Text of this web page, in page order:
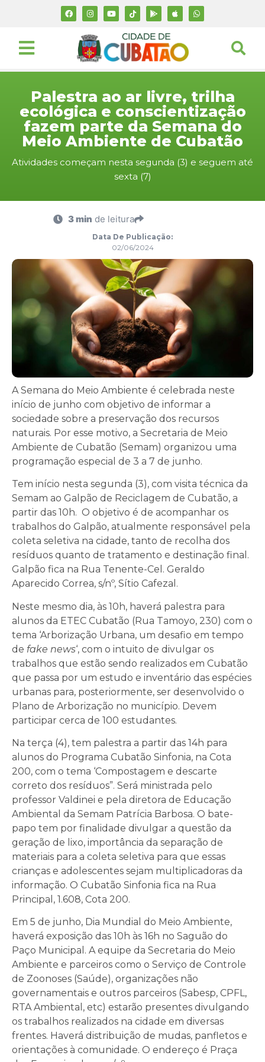
Palestra ao ar livre, trilha
ecológica e conscientização
fazem parte da Semana do
Meio Ambiente de Cubatão
Atividades começam nesta segunda (3) e seguem até
sexta (7)
3 min de leitura
Data De Publicação:
02/06/2024
A Semana do Meio Ambiente é celebrada neste
início de junho com objetivo de informar a
sociedade sobre a preservação dos recursos
naturais. Por esse motivo, a Secretaria de Meio
Ambiente de Cubatão (Semam) organizou uma
programação especial de 3 a 7 de junho.
Tem início nesta segunda (3), com visita técnica da
Semam ao Galpão de Reciclagem de Cubatão, a
partir das 10h. O objetivo é de acompanhar os
trabalhos do Galpão, atualmente responsável pela
coleta seletiva na cidade, tanto de recolha dos
resíduos quanto de tratamento e destinação final.
Galpão fica na Rua Tenente-Cel. Geraldo
Aparecido Correa, s/nº, Sítio Cafezal.
Neste mesmo dia, às 10h, haverá palestra para
alunos da ETEC Cubatão (Rua Tamoyo, 230) com o
tema ‘Arborização Urbana, um desafio em tempo
de fake news‘, com o intuito de divulgar os
trabalhos que estão sendo realizados em Cubatão
que passa por um estudo e inventário das espécies
urbanas para, posteriormente, ser desenvolvido o
Plano de Arborização no município. Devem
participar cerca de 100 estudantes.
Na terça (4), tem palestra a partir das 14h para
alunos do Programa Cubatão Sinfonia, na Cota
200, com o tema ‘Compostagem e descarte
correto dos resíduos”. Será ministrada pelo
professor Valdinei e pela diretora de Educação
Ambiental da Semam Patrícia Barbosa. O bate-
papo tem por finalidade divulgar a questão da
geração de lixo, importância da separação de
materiais para a coleta seletiva para que essas
crianças e adolescentes sejam multiplicadoras da
informação. O Cubatão Sinfonia fica na Rua
Principal, 1.608, Cota 200.
Em 5 de junho, Dia Mundial do Meio Ambiente,
haverá exposição das 10h às 16h no Saguão do
Paço Municipal. A equipe da Secretaria do Meio
Ambiente e parceiros como o Serviço de Controle
de Zoonoses (Saúde), organizações não
governamentais e outros parceiros (Sabesp, CPFL,
RTA Ambiental, etc) estarão presentes divulgando
os trabalhos realizados na cidade em diversas
frentes. Haverá distribuição de mudas, panfletos e
orientações à comunidade. O endereço é Praça